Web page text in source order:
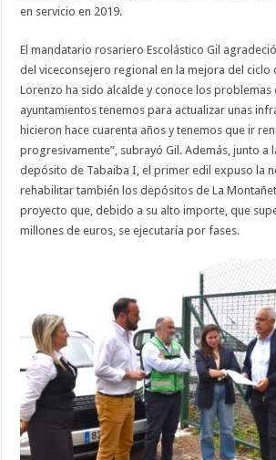
en servicio en 2019.
El mandatario rosariero Escolástico Gil
del viceconsejero regional en la mejora del ciclo
Lorenzo ha sido alcalde y conoce los problemas
ayuntamientos tenemos para actualizar unas
hicieron hace cuarenta años y tenemos que ir
progresivamente”, subrayó Gil. Además, junto a
depósito de Tabaiba I, el primer edil expuso la
rehabilitar también los depósitos de La
proyecto que, debido a su alto importe, que
millones de euros, se ejecutaría por fases.